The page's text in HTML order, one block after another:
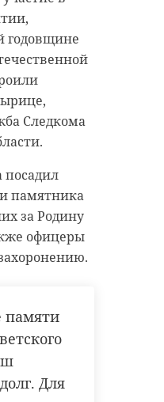
годовщине
Следкома
посадил
памятника
за Родину
офицеры
памяти
Для